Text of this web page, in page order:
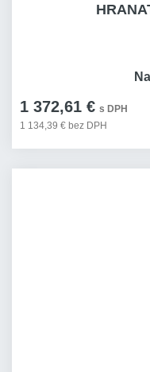
1 372,61 € s DPH
1 134,39 € bez DPH